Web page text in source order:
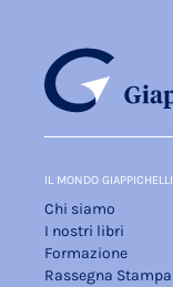
IL MONDO GIAPPICHELLI
Chi siamo
I nostri libri
Formazione
Rassegna Stampa